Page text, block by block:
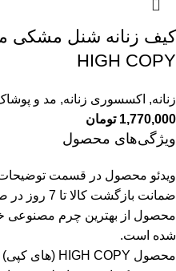
کیف زنانه شنل مشکی
HIGH COPY
زنانه, اکسسوری زنانه, مد و
1,770,000 تومان
ویژگی‌های محصول
ویدئو محصول در قسمت توضیحات
ضمانت بازگشت کالا تا 7 روز در صورت عدم رضایت
محصول از بهترین چرم مصنوعی
شده است.
محصول HIGH COPY (های کپی) است.